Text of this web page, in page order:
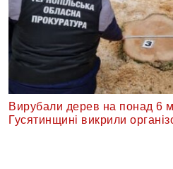
Вирубали дерев на понад 6
Гусятинщині викрили